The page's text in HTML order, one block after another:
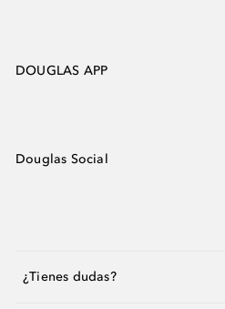
DOUGLAS APP
Douglas Social
¿Tienes dudas?